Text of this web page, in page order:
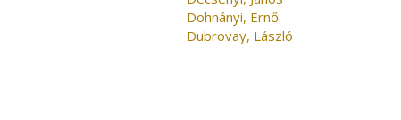
Dohnányi, Ernő
Dubrovay, László